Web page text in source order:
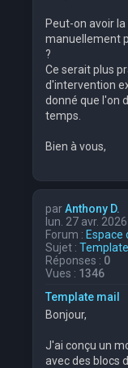
Peut-on avoir
manuellement
?
Ce serait plus
d'intervention
donné que l'on
temps.
Bien à vous,
parAnthony D.
lun. 27 avr.
Forum : Espace
Sujet :
Réponses : 0
Vues : 1346
Template mail
Bonjour,
J'ai conçu un
avec des blocs